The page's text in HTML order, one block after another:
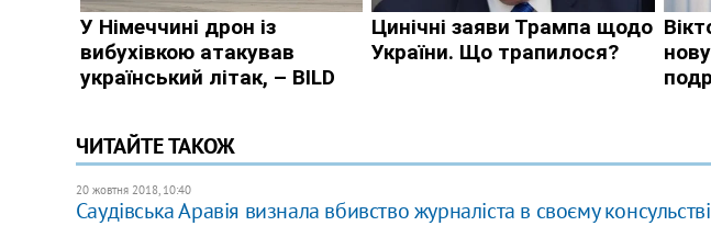
ЧИТАЙТЕ ТАКОЖ
20 жовтня 2018, 10:40
Саудівська Аравія визнала вбивство журналіста в своєму консульстві